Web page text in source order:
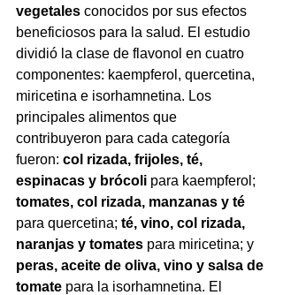
vegetales conocidos por sus efectos
beneficiosos para la salud. El estudio
dividió la clase de flavonol en cuatro
componentes: kaempferol, quercetina,
miricetina e isorhamnetina. Los
principales alimentos que
contribuyeron para cada categoría
fueron: col rizada, frijoles, té,
espinacas y brócoli para kaempferol;
tomates, col rizada, manzanas y té
para quercetina; té, vino, col rizada,
naranjas y tomates para miricetina; y
peras, aceite de oliva, vino y salsa de
tomate para la isorhamnetina. El